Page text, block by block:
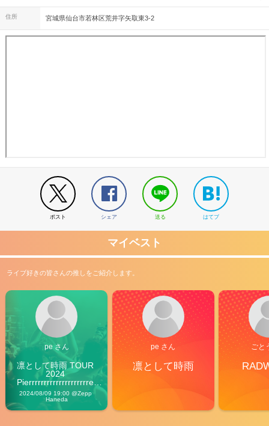
住所 宮城県仙台市若林区荒井字矢取東3-2
ポスト シェア 送る はてブ
マイベスト
ライブ好きの皆さんの推しをご紹介します。
pe さん
凛として時雨 TOUR
2024
Pierrrrrrrrrrrrrrrrrrrre
Vibes
2024/08/09 19:00 @Zepp
Haneda
pe さん
凛として時雨
ごと